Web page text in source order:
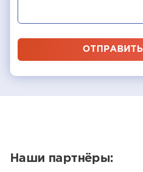
ОТПРАВИТЬ
Наши партнёры: